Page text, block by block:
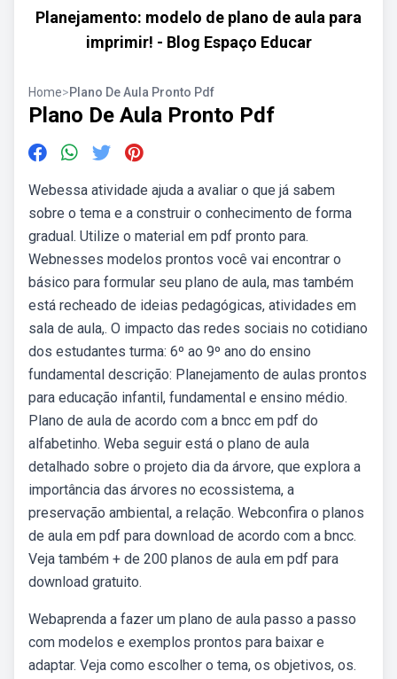
Planejamento: modelo de plano de aula para
imprimir! - Blog Espaço Educar
Home>Plano De Aula Pronto Pdf
Plano De Aula Pronto Pdf
Webessa atividade ajuda a avaliar o que já sabem
sobre o tema e a construir o conhecimento de forma
gradual. Utilize o material em pdf pronto para.
Webnesses modelos prontos você vai encontrar o
básico para formular seu plano de aula, mas também
está recheado de ideias pedagógicas, atividades em
sala de aula,. O impacto das redes sociais no cotidiano
dos estudantes turma: 6º ao 9º ano do ensino
fundamental descrição: Planejamento de aulas prontos
para educação infantil, fundamental e ensino médio.
Plano de aula de acordo com a bncc em pdf do
alfabetinho. Weba seguir está o plano de aula
detalhado sobre o projeto dia da árvore, que explora a
importância das árvores no ecossistema, a
preservação ambiental, a relação. Webconfira o planos
de aula em pdf para download de acordo com a bncc.
Veja também + de 200 planos de aula em pdf para
download gratuito.
Webaprenda a fazer um plano de aula passo a passo
com modelos e exemplos prontos para baixar e
adaptar. Veja como escolher o tema, os objetivos, os.